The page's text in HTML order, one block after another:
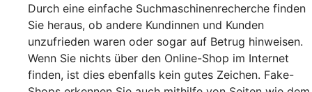
Durch eine einfache Suchmaschinenrecherche finden
Sie heraus, ob andere Kundinnen und Kunden
unzufrieden waren oder sogar auf Betrug hinweisen.
Wenn Sie nichts über den Online-Shop im Internet
finden, ist dies ebenfalls kein gutes Zeichen. Fake-